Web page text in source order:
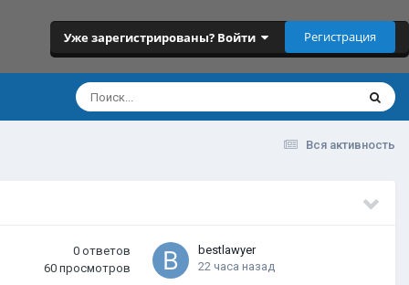
Уже зарегистрированы? Войти Регистрация
Вся активность
0 ответов
60 просмотров
bestlawyer
22 часа назад